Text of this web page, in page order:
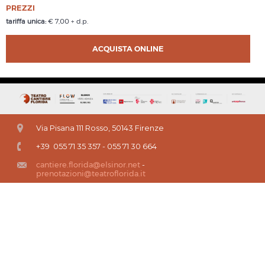
PREZZI
tariffa unica: € 7,00 + d.p.
ACQUISTA ONLINE
Via Pisana 111 Rosso, 50143 Firenze
+39 055 71 35 357 - 055 71 30 664
cantiere.florida@elsinor.net-
prenotazioni@teatroflorida.it